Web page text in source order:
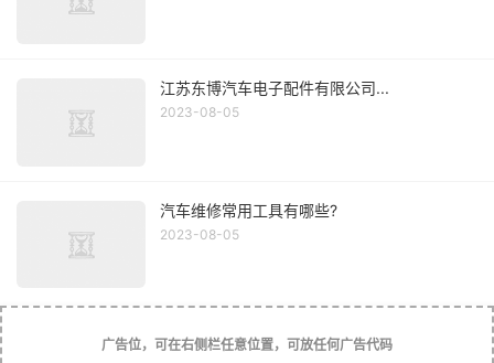
江苏东博汽车电子配件有限公司...
2023-08-05
汽车维修常用工具有哪些?
2023-08-05
广告位，可在右侧栏任意位置，可放任何广告代码